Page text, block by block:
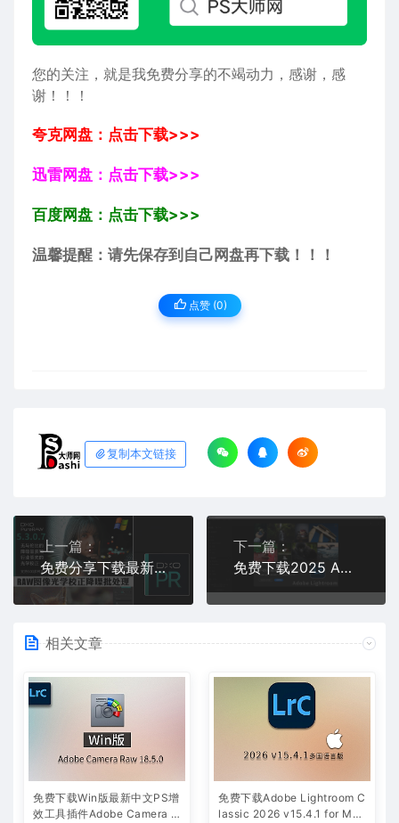
您的关注，就是我免费分享的不竭动力，感谢，感
谢！！！
夸克网盘：点击下载>>>
迅雷网盘：点击下载>>>
百度网盘：点击下载>>>
温馨提醒：请先保存到自己网盘再下载！！！
点赞 (0)
复制本文链接
上一篇：
免费分享下载最新版DxO PureRAW v5.3.0.7 win多国语言版RAW照片ai智能图像降噪畸变校正管理软件安装包
下一篇：
免费下载2025 Adobe Photoshop Lightroom v8.5.1 for win 多国语言版中文安装包软件
相关文章
免费下载Win版最新中文PS增
效工具插件Adobe Camera R
免费下载Adobe Lightroom C
lassic 2026 v15.4.1 for Mac